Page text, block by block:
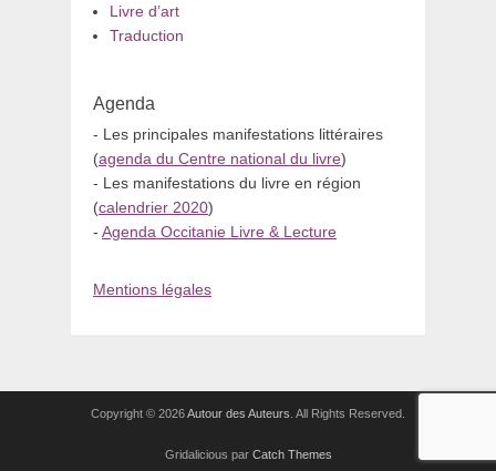
Livre d’art
Traduction
Agenda
- Les principales manifestations littéraires
(agenda du Centre national du livre)
- Les manifestations du livre en région
(calendrier 2020)
- Agenda Occitanie Livre & Lecture
Mentions légales
Copyright © 2026Autour des Auteurs . All Rights Reserved.
Gridalicious par Catch Themes